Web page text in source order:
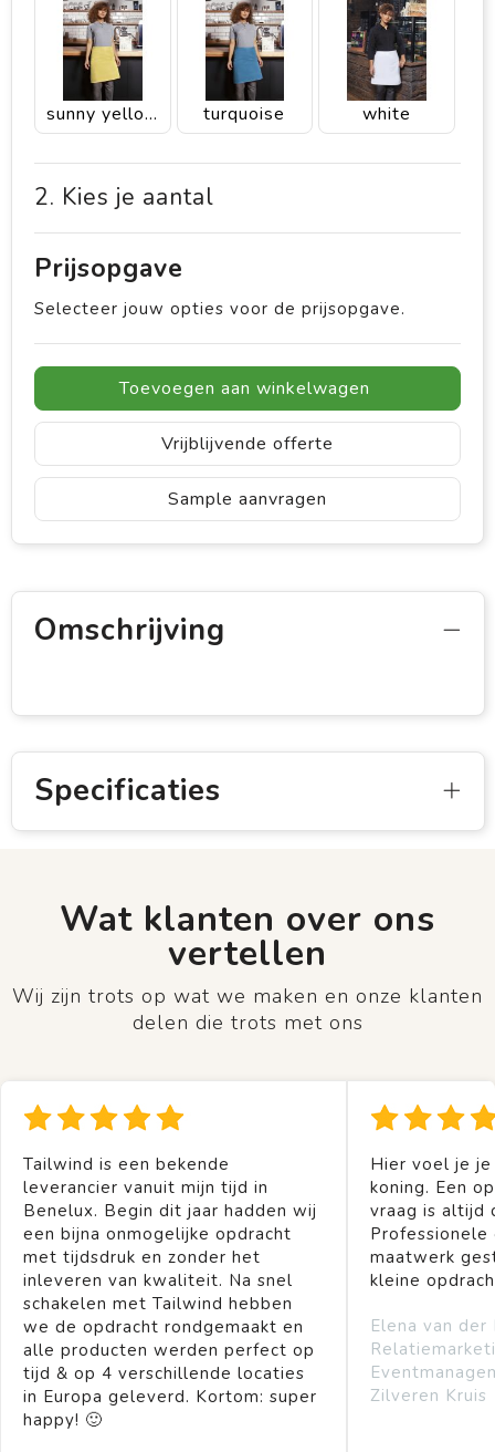
sunny yellow turquoise white
2. Kies je aantal
Prijsopgave
Selecteer jouw opties voor de prijsopgave.
Toevoegen aan winkelwagen
Vrijblijvende offerte
Sample aanvragen
Omschrijving
Specificaties
Wat klanten over ons
vertellen
Wij zijn trots op wat we maken en onze klanten
delen die trots met ons
Tailwind is een bekende
leverancier vanuit mijn tijd in
Benelux. Begin dit jaar hadden wij
een bijna onmogelijke opdracht
met tijdsdruk en zonder het
inleveren van kwaliteit. Na snel
schakelen met Tailwind hebben
we de opdracht rondgemaakt en
alle producten werden perfect op
tijd & op 4 verschillende locaties
in Europa geleverd. Kortom: super
happy! 🙂
Hier voel je
koning. Een
vraag is altijd
Professionele
maatwerk
kleine
Elena van der
Zilveren Kruis